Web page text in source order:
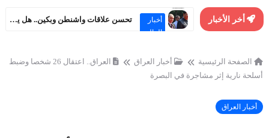
أخر الأخبار
أخبار
العالم
تحسن علاقات واشنطن وبكين.. هل يهدد مصالح روسيا الاستراتيجية؟
الصفحة الرئيسية أخبار العراق
العراق.. اعتقال 26 شخصا وضبط
أسلحة نارية إثر مشاجرة في البصرة
أخبار العراق